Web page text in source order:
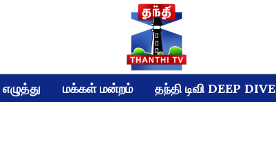
மக்கள் மன்றம் தந்தி டிவி DEEP DIVE